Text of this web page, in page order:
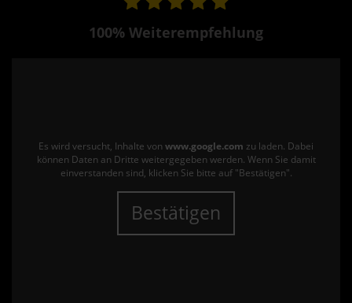
100% Weiterempfehlung
Es wird versucht, Inhalte von www.google.com zu laden. Dabei
können Daten an Dritte weitergegeben werden. Wenn Sie damit
einverstanden sind, klicken Sie bitte auf "Bestätigen".
Bestätigen